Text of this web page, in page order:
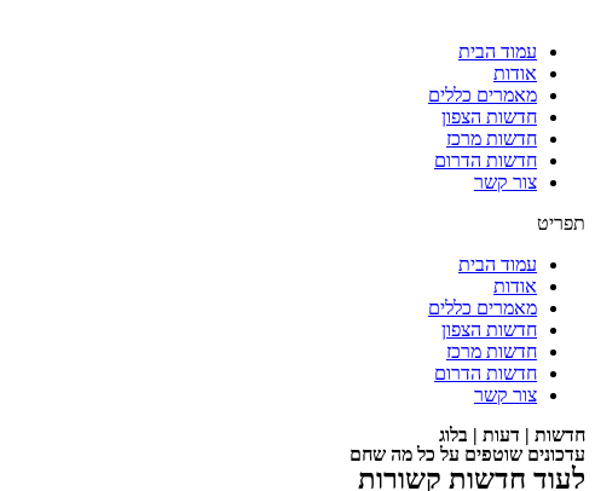
עמוד הבית
אודות
מאמרים כללים
חדשות הצפון
חדשות מרכז
חדשות הדרום
צור קשר
תפריט
עמוד הבית
אודות
מאמרים כללים
חדשות הצפון
חדשות מרכז
חדשות הדרום
צור קשר
חדשות | דעות | בלוג
עדכונים שוטפים על כל מה שחם
לעוד חדשות קשורות